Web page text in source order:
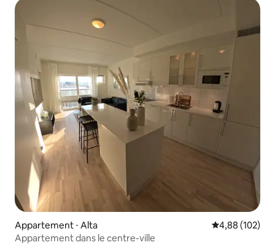
Appartement ⋅ Alta Évaluation
4,88 (102)
Appartement dans le centre-ville